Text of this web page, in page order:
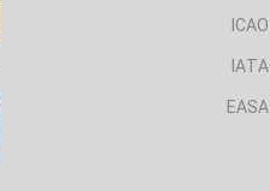
ICAO
IATA
EASA